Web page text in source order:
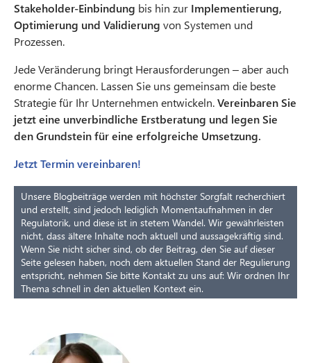
Stakeholder-Einbindung bis hin zur Implementierung,
Optimierung und Validierung von Systemen und
Prozessen.
Jede Veränderung bringt Herausforderungen – aber auch
enorme Chancen. Lassen Sie uns gemeinsam die beste
Strategie für Ihr Unternehmen entwickeln.Vereinbaren Sie
jetzt eine unverbindliche Erstberatung und legen Sie
den Grundstein für eine erfolgreiche Umsetzung.
Jetzt Termin vereinbaren!
Unsere Blogbeiträge werden mit höchster Sorgfalt recherchiert
und erstellt, sind jedoch lediglich Momentaufnahmen in der
Regulatorik, und diese ist in stetem Wandel. Wir gewährleisten
nicht, dass ältere Inhalte noch aktuell und aussagekräftig sind.
Wenn Sie nicht sicher sind, ob der Beitrag, den Sie auf dieser
Seite gelesen haben, noch dem aktuellen Stand der Regulierung
entspricht, nehmen Sie bitte Kontakt zu uns auf: Wir ordnen Ihr
Thema schnell in den aktuellen Kontext ein.